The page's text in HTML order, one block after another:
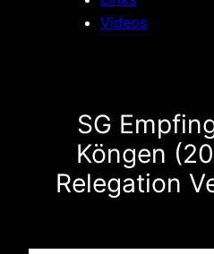
Videos
SG
Köngen
Relegation